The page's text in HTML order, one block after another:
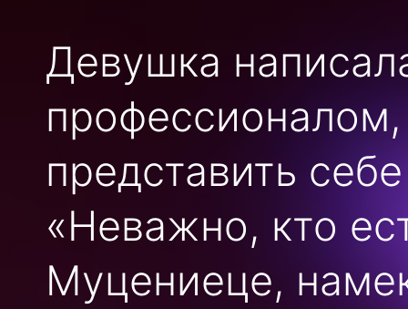
Девушка
представить
«Неважно, кто
Муцениеце,